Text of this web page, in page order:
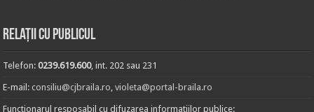
Relații cu publicul
Telefon:0239.619.600, int. 202 sau 231
E-mail:consiliu@cjbraila.ro,violeta@portal-braila.ro
Functionarul resposabil cu difuzarea informatiilor publice: